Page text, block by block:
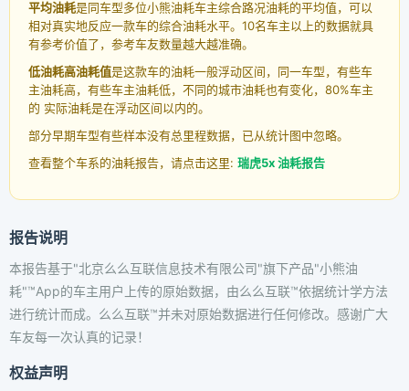
平均油耗是同车型多位小熊油耗车主综合路况油耗的平均值，可以
相对真实地反应一款车的综合油耗水平。10名车主以上的数据就具
有参考价值了，参考车友数量越大越准确。
低油耗高油耗值是这款车的油耗一般浮动区间，同一车型，有些车
主油耗高，有些车主油耗低，不同的城市油耗也有变化，80%车主
的 实际油耗是在浮动区间以内的。
部分早期车型有些样本没有总里程数据，已从统计图中忽略。
查看整个车系的油耗报告，请点击这里: 瑞虎5x 油耗报告
报告说明
本报告基于"北京么么互联信息技术有限公司"旗下产品"小熊油
耗"™App的车主用户上传的原始数据，由么么互联™依据统计学方法
进行统计而成。么么互联™并未对原始数据进行任何修改。感谢广大
车友每一次认真的记录！
权益声明